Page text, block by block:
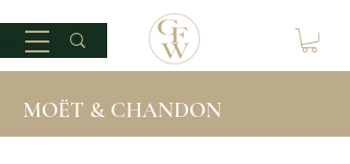
MOËT & CHANDON